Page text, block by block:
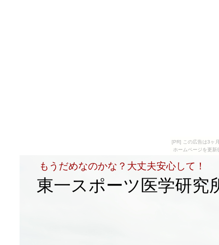
[PR] この広告は3ヶ
ホームページを更
もうだめなのかな？大丈夫安心して！
東一スポーツ医学研究